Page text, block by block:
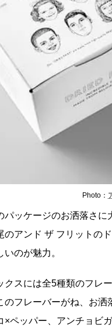
Photo：
パッケージのお洒落さ
のアンド ザ フリットの
のが魅力。
クスには全5種類のフレ
のフレーバーがね、お
×ペッパー、アンチョビ